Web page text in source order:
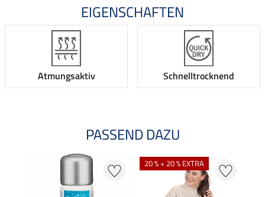
EIGENSCHAFTEN
Atmungsaktiv Schnelltrocknend
PASSEND DAZU
20 % + 20 % EXTRA